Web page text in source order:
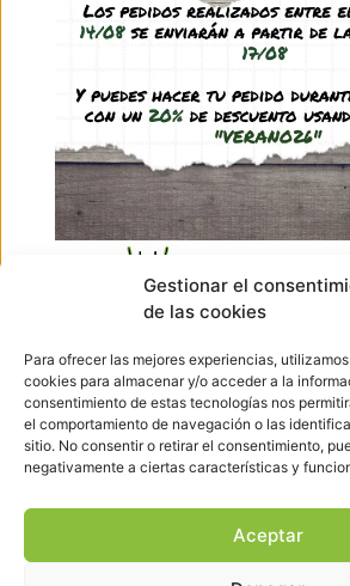
Gestionar el
de las cookies
Para ofrecer las mejores experiencias,
cookies para almacenar y/o acceder a la
consentimiento de estas tecnologías nos
el comportamiento de navegación o las
sitio. No consentir o retirar el consentimiento,
negativamente a ciertas características y
Aceptar
Natur-3d Caja
15,95
Ver producto
Hormigueando © Copyright 2023. Diseño
656 582 507
info@hormigueando.com
Tres Cantos (Madrid)
Envíos y Devoluciones
Política de privacidad